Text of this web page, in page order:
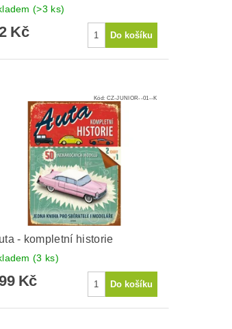
(>3 ks)
Kč
Kód: CZ-JUNIOR--01--K
- kompletní historie
(3 ks)
Kč